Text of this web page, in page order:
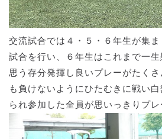
交流試合では４・５・６年生が集
試合を行い、６年生はこれまで一
思う存分発揮し良いプレーがたく
も負けないようにひたむきに戦い
られ参加した全員が思いっきりプレ